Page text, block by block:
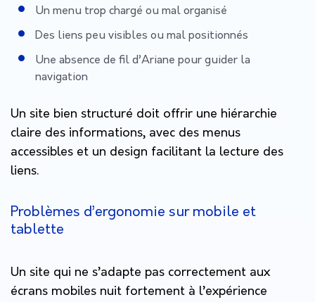
Un menu trop chargé ou mal organisé
Des liens peu visibles ou mal positionnés
Une absence de fil d’Ariane pour guider la
navigation
Un site bien structuré doit offrir une hiérarchie
claire des informations, avec des menus
accessibles et un design facilitant la lecture des
liens.
Problèmes d’ergonomie sur mobile et
tablette
Un site qui ne s’adapte pas correctement aux
écrans mobiles nuit fortement à l’expérience